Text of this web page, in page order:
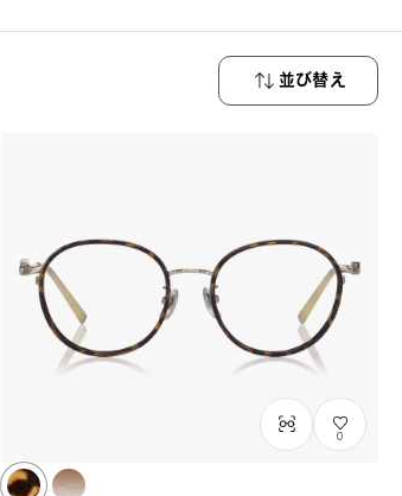
並び替え
価格が高い
0